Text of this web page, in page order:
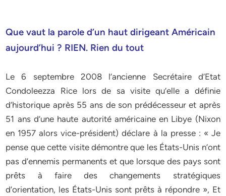
Que vaut la parole d’un haut dirigeant Américain
aujourd’hui ? RIEN. Rien du tout
Le 6 septembre 2008 l’ancienne Secrétaire d’Etat
Condoleezza Rice lors de sa visite qu’elle a définie
d’historique après 55 ans de son prédécesseur et après
51 ans d’une haute autorité américaine en Libye (Nixon
en 1957 alors vice-président) déclare à la presse : « Je
pense que cette visite démontre que les États-Unis n’ont
pas d’ennemis permanents et que lorsque des pays sont
prêts à faire des changements stratégiques
d’orientation, les États-Unis sont prêts à répondre », Et